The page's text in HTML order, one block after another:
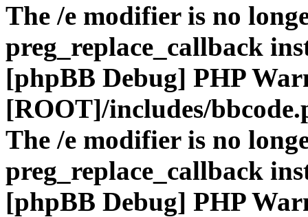
The /e modifier is no
preg_replace_callback
[phpBB Debug] PHP
[ROOT]/includes/
The /e modifier is no
preg_replace_callback
[phpBB Debug] PHP